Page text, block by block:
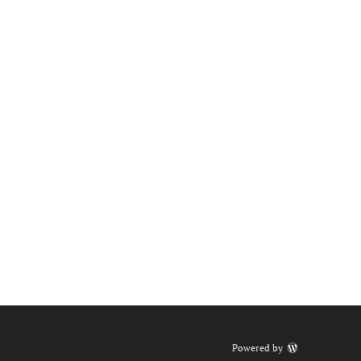
Powered by